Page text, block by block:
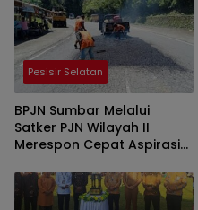
Pesisir Selatan
BPJN Sumbar Melalui
Satker PJN Wilayah II
Merespon Cepat Aspirasi
Nasional Kambang- Balai
Selasa- Indrapura